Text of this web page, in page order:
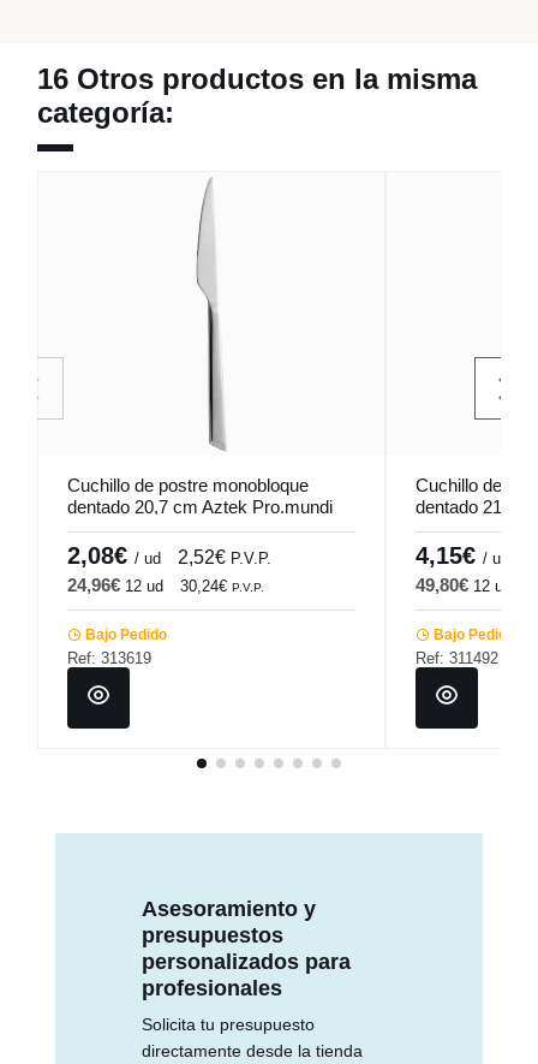
16 Otros productos en la misma
categoría:
Cuchillo de postre monobloque
dentado 20,7 cm Aztek Pro.mundi
2,08€ / ud 2,52€ P.V.P.
24,96€ 12 ud 30,24€ P.V.P.
Bajo Pedido
Ref: 313619
Cuchillo de
dentado 21,5
Pro.mundi
4,15€ / ud
49,80€ 12 ud
Bajo Pedido
Ref: 311492
Asesoramiento y
presupuestos
personalizados para
profesionales
Solicita tu presupuesto
directamente desde la tienda